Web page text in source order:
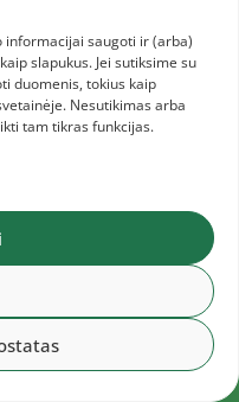
saugoti ir (arba)
slapukus. Jei sutiksime su
duomenis, tokius kaip
Nesutikimas arba
tam tikras funkcijas.
Tarybos posėdžio
federacija © 2025